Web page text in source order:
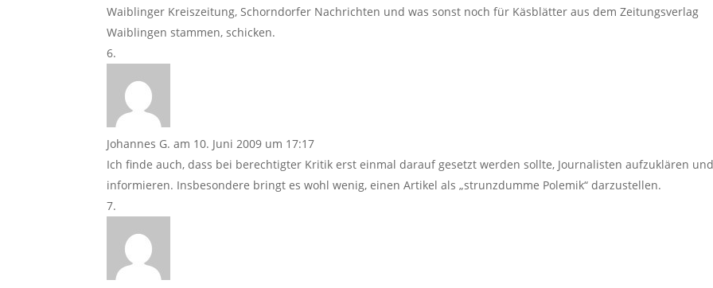
Waiblinger Kreiszeitung, Schorndorfer Nachrichten und was sonst noch für Käsblätter aus dem Zeitungsverlag
Waiblingen stammen, schicken.
Johannes G. am 10. Juni 2009 um 17:17
Ich finde auch, dass bei berechtigter Kritik erst einmal darauf gesetzt werden sollte, Journalisten aufzuklären
informieren. Insbesondere bringt es wohl wenig, einen Artikel als „strunzdumme Polemik“ darzustellen.